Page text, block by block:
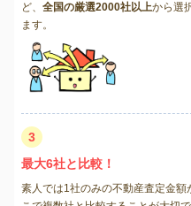
ど、 全国の厳選2000社以上から選
ます。
3
最大6社と比較！
素人では1社のみの不動産査定金